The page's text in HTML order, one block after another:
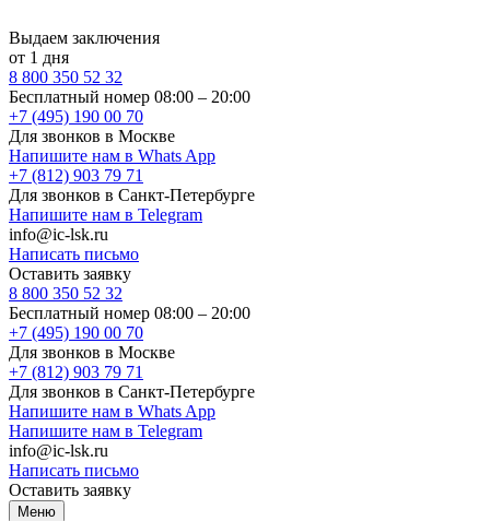
Выдаем заключения
от 1 дня
8 800 350 52 32
Бесплатный номер 08:00 – 20:00
+7 (495) 190 00 70
Для звонков в Москве
Напишите нам в Whats App
+7 (812) 903 79 71
Для звонков в Санкт-Петербурге
Напишите нам в Telegram
info@ic-lsk.ru
Написать письмо
Оставить заявку
8 800 350 52 32
Бесплатный номер 08:00 – 20:00
+7 (495) 190 00 70
Для звонков в Москве
+7 (812) 903 79 71
Для звонков в Санкт-Петербурге
Напишите нам в Whats App
Напишите нам в Telegram
info@ic-lsk.ru
Написать письмо
Оставить заявку
Меню